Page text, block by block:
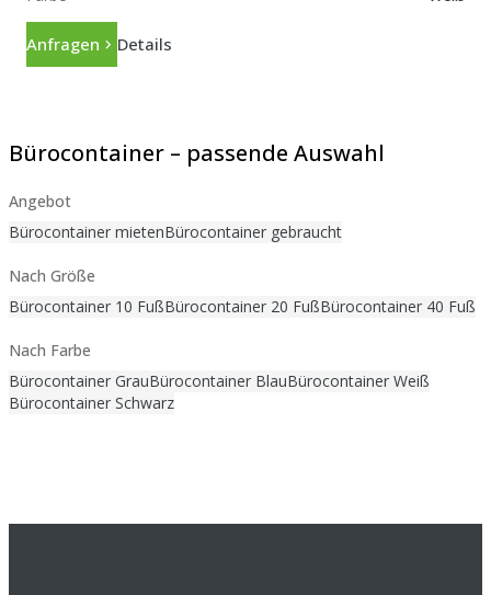
Anfragen Details
Bürocontainer – passende Auswahl
Angebot
Bürocontainer mietenBürocontainer gebraucht
Nach Größe
Bürocontainer 10 FußBürocontainer 20 FußBürocontainer 40 Fuß
Nach Farbe
Bürocontainer GrauBürocontainer BlauBürocontainer Weiß
Bürocontainer Schwarz